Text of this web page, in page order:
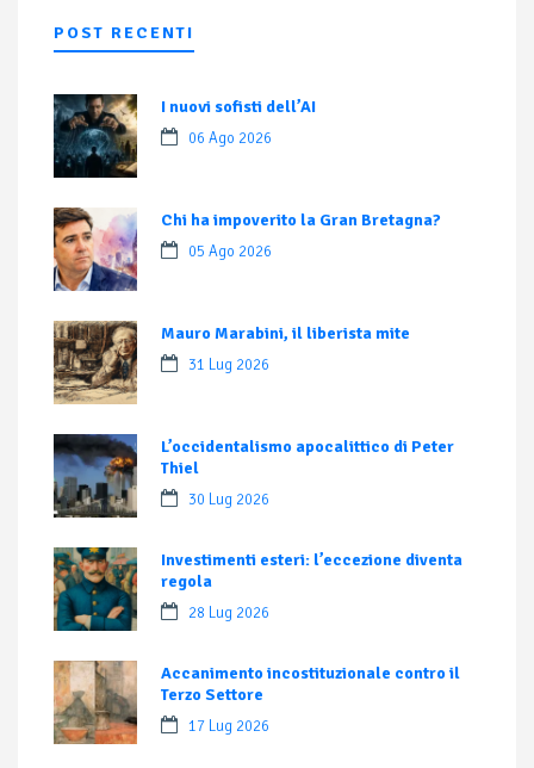
POST RECENTI
I nuovi sofisti dell’AI
06 Ago 2026
Chi ha impoverito la Gran Bretagna?
05 Ago 2026
Mauro Marabini, il liberista mite
31 Lug 2026
L’occidentalismo apocalittico di Peter
Thiel
30 Lug 2026
Investimenti esteri: l’eccezione diventa
regola
28 Lug 2026
Accanimento incostituzionale contro il
Terzo Settore
17 Lug 2026